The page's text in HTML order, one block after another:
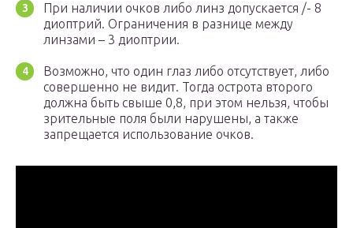
При наличии очков либо линз допускается /- 8
диоптрий. Ограничения в разнице между
линзами – 3 диоптрии.
Возможно, что один глаз либо отсутствует, либо
совершенно не видит. Тогда острота второго
должна быть свыше 0,8, при этом нельзя, чтобы
зрительные поля были нарушены, а также
запрещается использование очков.